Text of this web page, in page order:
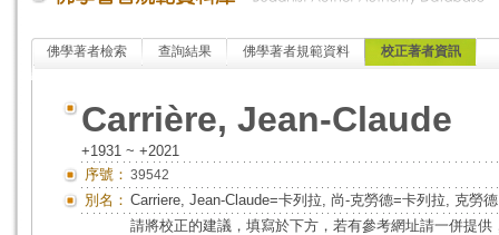
佛學著者檢索 查詢結果 佛學著者規範資料 校正著者資訊
Carrière, Jean-Claude
+1931 ~ +2021
序號： 39542
別名： Carriere, Jean-Claude=卡列拉, 尚-克勞德=卡列拉, 克勞德
請將校正的建議，填寫於下方，若有參考網址請一併提供